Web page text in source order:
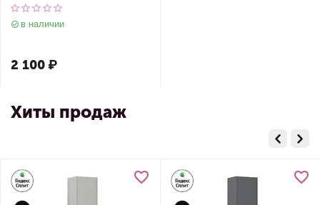
в наличии
2 100₽
Хиты продаж